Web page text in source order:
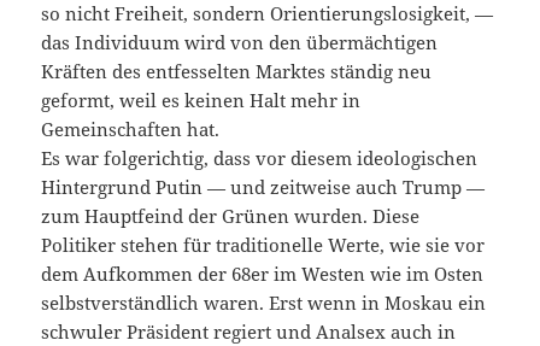
so nicht Freiheit, sondern Orientierungslosigkeit, —
das Individuum wird von den übermächtigen
Kräften des entfesselten Marktes ständig neu
geformt, weil es keinen Halt mehr in
Gemeinschaften hat.
Es war folgerichtig, dass vor diesem ideologischen
Hintergrund Putin — und zeitweise auch Trump —
zum Hauptfeind der Grünen wurden. Diese
Politiker stehen für traditionelle Werte, wie sie vor
dem Aufkommen der 68er im Westen wie im Osten
selbstverständlich waren. Erst wenn in Moskau ein
schwuler Präsident regiert und Analsex auch in